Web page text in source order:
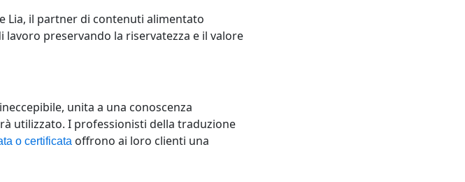
Lia, il partner di contenuti alimentato
preservando la riservatezza e il valore
unita a una conoscenza
utilizzato. I professionisti della traduzione
o certificata offrono ai loro clienti una